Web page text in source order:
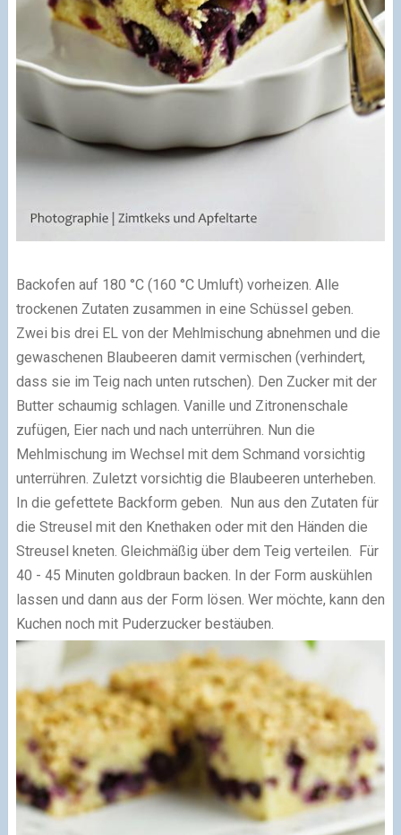
Backofen auf 180 °C (160 °C Umluft) vorheizen. Alle
trockenen Zutaten zusammen in eine Schüssel geben.
Zwei bis drei EL von der Mehlmischung abnehmen und die
gewaschenen Blaubeeren damit vermischen (verhindert,
dass sie im Teig nach unten rutschen). Den Zucker mit der
Butter schaumig schlagen. Vanille und Zitronenschale
zufügen, Eier nach und nach unterrühren. Nun die
Mehlmischung im Wechsel mit dem Schmand vorsichtig
unterrühren. Zuletzt vorsichtig die Blaubeeren unterheben.
In die gefettete Backform geben.
Nun aus den Zutaten für
die Streusel mit den Knethaken oder mit den Händen die
Streusel kneten. Gleichmäßig über dem Teig verteilen.
Für
40 - 45 Minuten goldbraun backen. In der Form auskühlen
lassen und dann aus der Form lösen. Wer möchte, kann den
Kuchen noch mit Puderzucker bestäuben.